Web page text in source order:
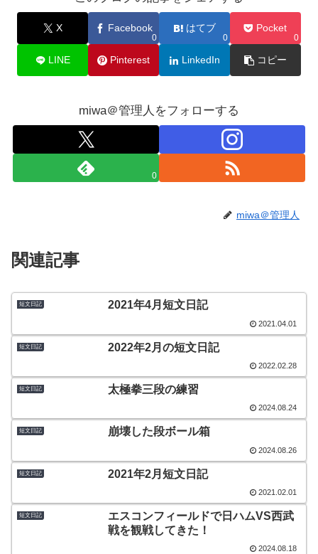
X Facebook
0
はてブ
0
Pocket
0
LINE Pinterest LinkedIn コピー
miwa＠管理人をフォローする
0
miwa＠管理人
関連記事
短文日記 2021年4月短文日記
2021.04.01
短文日記 2022年2月の短文日記
2022.02.28
短文日記 太極拳三段の練習
2024.08.24
短文日記 崩壊した段ボール箱
2024.08.26
短文日記 2021年2月短文日記
2021.02.01
短文日記
エスコンフィールドで日ハムVS西武
戦を観戦してきた！
2024.08.18